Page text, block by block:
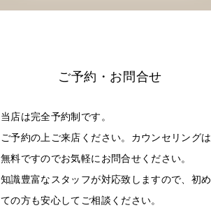
ご予約・お問合せ
当店は完全予約制です。
ご予約の上ご来店ください。カウンセリングは
無料ですのでお気軽にお問合せください。
知識豊富なスタッフが対応致しますので、初め
ての方も安心してご相談ください。